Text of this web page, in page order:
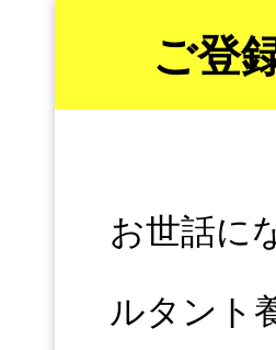
ご登
お世話に
ルタント